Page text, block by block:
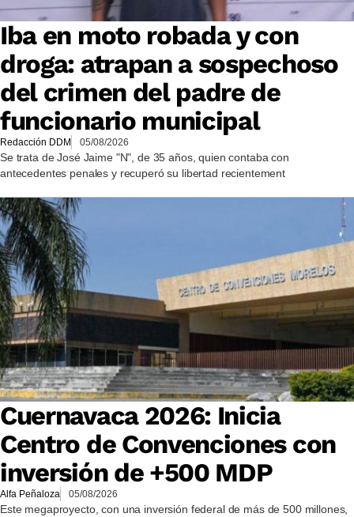
Iba en moto robada y con
droga: atrapan a sospechoso
del crimen del padre de
funcionario municipal
Redacción DDM 05/08/2026
Se trata de José Jaime "N", de 35 años, quien contaba con
antecedentes penales y recuperó su libertad recientement
Cuernavaca 2026: Inicia
Centro de Convenciones con
inversión de +500 MDP
Alfa Peñaloza 05/08/2026
Este megaproyecto, con una inversión federal de más de 500 millones,